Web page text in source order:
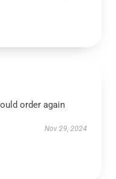
order again
Nov 29, 2024